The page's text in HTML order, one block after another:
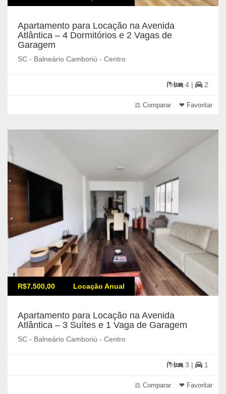
Apartamento para Locação na Avenida
Atlântica – 4 Dormitórios e 2 Vagas de
Garagem
SC - Balneário Camboriú - Centro
4 | 2
⚖ Comparar ❤ Favoritar
R$7.500,00 Locação Anual
Apartamento para Locação na Avenida
Atlântica – 3 Suítes e 1 Vaga de Garagem
SC - Balneário Camboriú - Centro
3 | 1
⚖ Comparar ❤ Favoritar